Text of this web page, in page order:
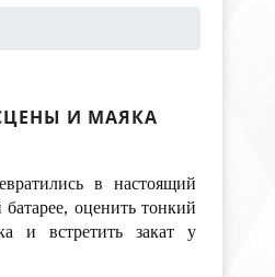
И МАЯКА
в настоящий
оценить тонкий
и встретить закат у